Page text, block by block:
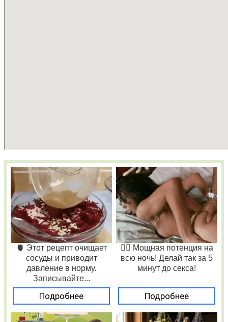
🫀 Этот рецепт очищает
сосуды и приводит
давление в норму.
Записывайте...
Подробнее
❤️‍🔥 Мощная потенция на
всю ночь! Делай так за 5
минут до секса!
Подробнее